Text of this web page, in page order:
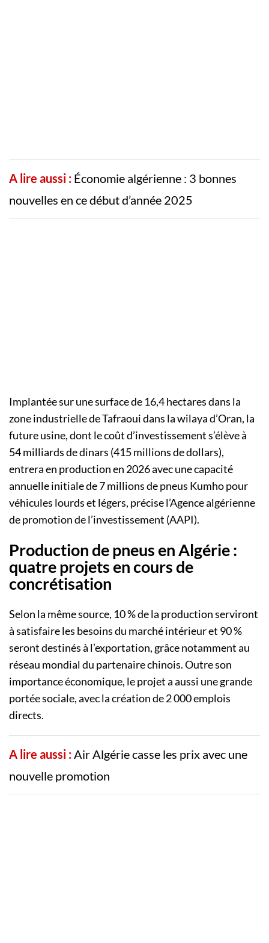
A lire aussi : Économie algérienne : 3 bonnes
nouvelles en ce début d’année 2025
Implantée sur une surface de 16,4 hectares dans la
zone industrielle de Tafraoui dans la wilaya d’Oran, la
future usine, dont le coût d’investissement s’élève à
54 milliards de dinars (415 millions de dollars),
entrera en production en 2026 avec une capacité
annuelle initiale de 7 millions de pneus Kumho pour
véhicules lourds et légers, précise l’Agence algérienne
de promotion de l’investissement (AAPI).
Production de pneus en Algérie :
quatre projets en cours de
concrétisation
Selon la même source, 10 % de la production serviront
à satisfaire les besoins du marché intérieur et 90 %
seront destinés à l’exportation, grâce notamment au
réseau mondial du partenaire chinois. Outre son
importance économique, le projet a aussi une grande
portée sociale, avec la création de 2 000 emplois
directs.
A lire aussi :Air Algérie casse les prix avec une
nouvelle promotion